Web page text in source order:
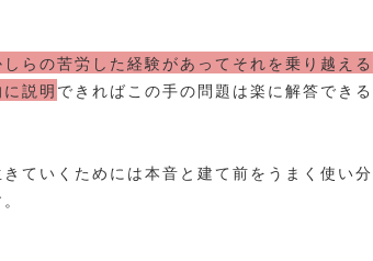
らの苦労した経験があってそれを乗り越える
説明できればこの手の問題は楽に解答できる
ていくためには本音と建て前をうまく使い分